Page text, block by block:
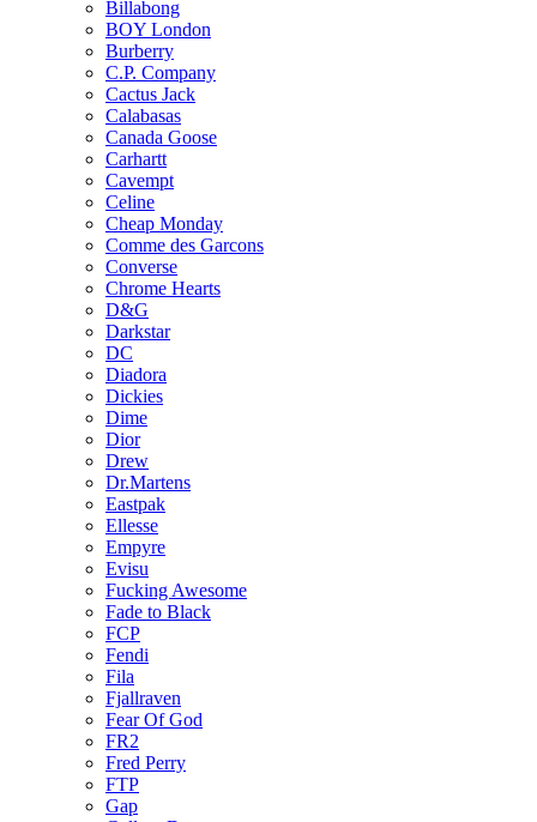
Billabong
BOY London
Burberry
C.P. Company
Cactus Jack
Calabasas
Canada Goose
Carhartt
Cavempt
Celine
Cheap Monday
Comme des Garcons
Converse
Chrome Hearts
D&G
Darkstar
DC
Diadora
Dickies
Dime
Dior
Drew
Dr.Martens
Eastpak
Ellesse
Empyre
Evisu
Fucking Awesome
Fade to Black
FCP
Fendi
Fila
Fjallraven
Fear Of God
FR2
Fred Perry
FTP
Gap